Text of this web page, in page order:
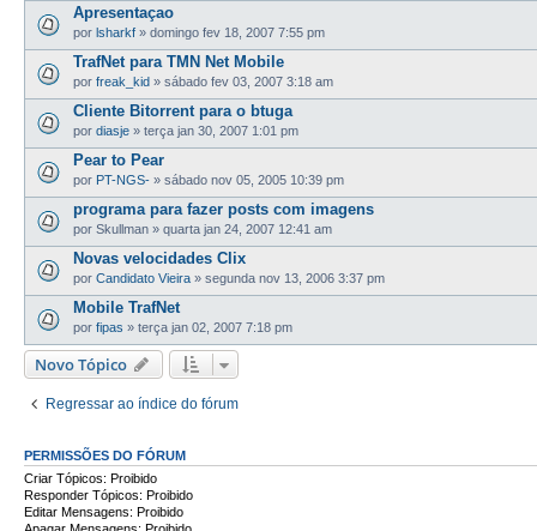
Apresentaçao
por lsharkf » domingo fev 18, 2007 7:55 pm
TrafNet para TMN Net Mobile
por freak_kid » sábado fev 03, 2007 3:18 am
Cliente Bitorrent para o btuga
por diasje » terça jan 30, 2007 1:01 pm
Pear to Pear
por PT-NGS- » sábado nov 05, 2005 10:39 pm
programa para fazer posts com imagens
por Skullman » quarta jan 24, 2007 12:41 am
Novas velocidades Clix
por Candidato Vieira » segunda nov 13, 2006 3:37 pm
Mobile TrafNet
por fipas » terça jan 02, 2007 7:18 pm
Novo Tópico
Regressar ao índice do fórum
PERMISSÕES DO FÓRUM
Criar Tópicos: Proibido
Responder Tópicos: Proibido
Editar Mensagens: Proibido